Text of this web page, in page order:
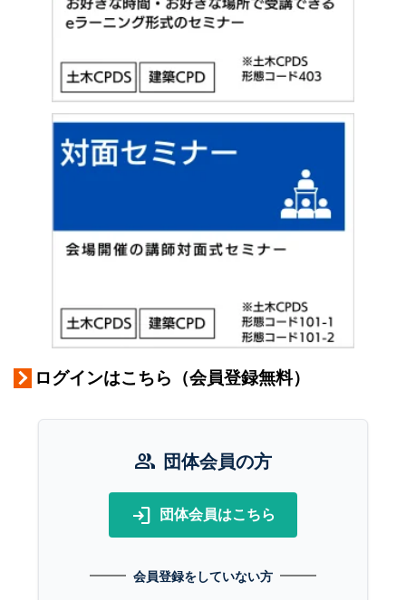
ログインはこちら（会員登録無料）
group 団体会員の方
login 団体会員はこちら
会員登録をしていない方